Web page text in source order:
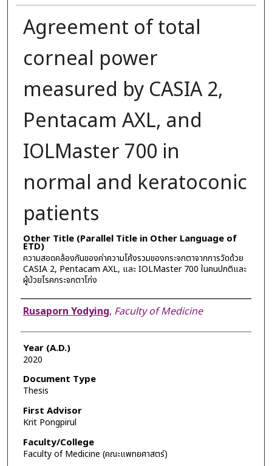
Agreement of total
corneal power
measured by CASIA 2,
Pentacam AXL, and
IOLMaster 700 in
normal and keratoconic
patients
Other Title (Parallel Title in Other Language of
ETD)
ความสอดคล้องกันของค่าความโค้งรวมของกระจกตาจากการวัดด้วย
CASIA 2, Pentacam AXL, และ IOLMaster 700 ในคนปกติและ
ผู้ป่วยโรคกระจกตาโก่ง
Author
Rusaporn Yodying, Faculty of Medicine
Year (A.D.)
2020
Document Type
Thesis
First Advisor
Krit Pongpirul
Faculty/College
Faculty of Medicine (คณะแพทยศาสตร์)